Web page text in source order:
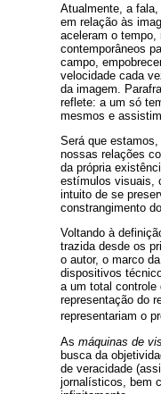
Atualmente, a
em relação às
aceleram o tempo,
contemporâneos
campo,
velocidade cada
da imagem.
reflete: a um só
mesmos e
Será que
nossas relações
da própria
estímulos visuais,
intuito de se
constrangimento
Voltando à
trazida desde os
o autor, o marco
dispositivos
a um total controle
representação do
representariam o
As máquinas de
busca da
de veracidade
jornalísticos, bem